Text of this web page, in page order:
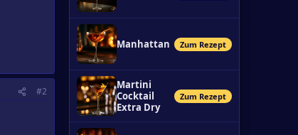
#2
Manhattan Zum Rezept
Martini
Cocktail
Extra Dry
Zum Rezept